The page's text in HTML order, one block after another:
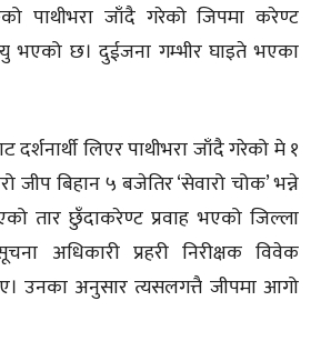
पाथीभरा जाँदै गरेको जिपमा करेण्ट
भएको छ। दुईजना गम्भीर घाइते भएका
लिएर पाथीभरा जाँदै गरेको मे १
जीप बिहान ५ बजेतिर ‘सेवारो चोक’ भन्ने
तार छुँदाकरेण्ट प्रवाह भएको जिल्ला
अधिकारी प्रहरी निरीक्षक विवेक
उनका अनुसार त्यसलगत्तै जीपमा आगो